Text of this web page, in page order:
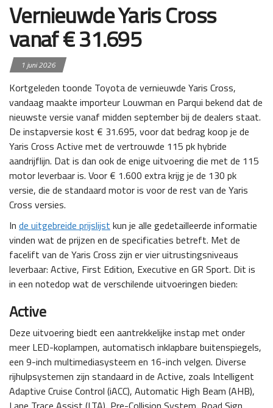
Vernieuwde Yaris Cross
vanaf € 31.695
1 juni 2026
Kortgeleden toonde Toyota de vernieuwde Yaris Cross,
vandaag maakte importeur Louwman en Parqui bekend dat de
nieuwste versie vanaf midden september bij de dealers staat.
De instapversie kost € 31.695, voor dat bedrag koop je de
Yaris Cross Active met de vertrouwde 115 pk hybride
aandrijflijn. Dat is dan ook de enige uitvoering die met de 115
motor leverbaar is. Voor € 1.600 extra krijg je de 130 pk
versie, die de standaard motor is voor de rest van de Yaris
Cross versies.
In de uitgebreide prijslijst kun je alle gedetailleerde informatie
vinden wat de prijzen en de specificaties betreft. Met de
facelift van de Yaris Cross zijn er vier uitrustingsniveaus
leverbaar: Active, First Edition, Executive en GR Sport. Dit is
in een notedop wat de verschilende uitvoeringen bieden:
Active
Deze uitvoering biedt een aantrekkelijke instap met onder
meer LED-koplampen, automatisch inklapbare buitenspiegels,
een 9-inch multimediasysteem en 16-inch velgen. Diverse
rijhulpsystemen zijn standaard in de Active, zoals Intelligent
Adaptive Cruise Control (iACC), Automatic High Beam (AHB),